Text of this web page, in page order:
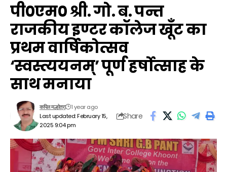
पी०एम० श्री. गो. ब. पन्त
राजकीय इण्टर कॉलेज खूँट का
प्रथम वार्षिकोत्सव
‘स्वस्त्ययनम्’ पूर्ण हर्षोत्साह के
साथ मनाया
Last updated: February 15,
2025 9:04 pm
कपिल मल्होत्रा 1 year ago
Share